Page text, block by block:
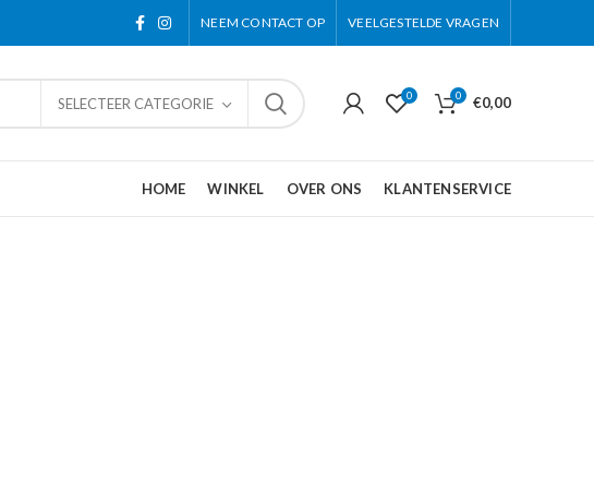
NEEM CONTACT OP VEELGESTELDE VRAGEN
SELECTEER CATEGORIE 0 0 €0,00
HOME WINKEL OVER ONS KLANTENSERVICE